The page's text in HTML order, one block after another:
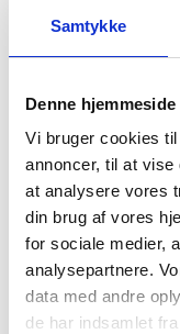
Samtykke
Denne
Vi bruger cookies
annoncer, til at
at analysere vores
din brug af vores
for sociale medier,
analysepartnere.
data med andre
de har indsamlet
local_shipping 59.861
Eksport i
account_balance_wallet 616.951
Gns. lønsum
people_outline 13.180
Beskæftigede i
group 13.108